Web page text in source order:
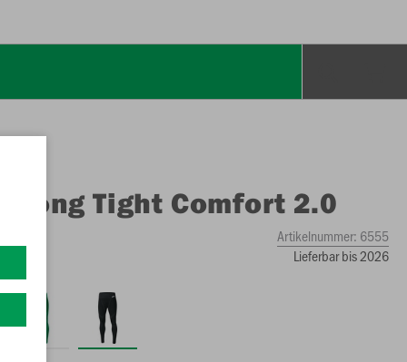
Long Tight Comfort 2.0
Artikelnummer: 6555
Lieferbar bis 2026